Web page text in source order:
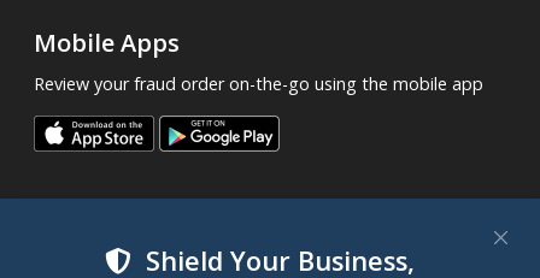
Shield Your Business,
Mobile Apps
Review your fraud order on-the-go using the mobile app